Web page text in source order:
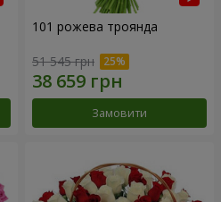
101 рожева троянда
51 545 грн
Замовити